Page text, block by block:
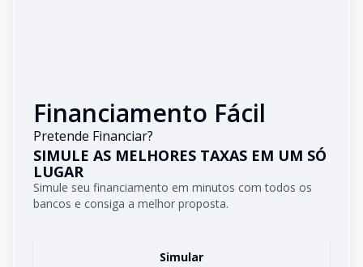
Financiamento Fácil
Pretende Financiar?
SIMULE AS MELHORES TAXAS EM UM SÓ
LUGAR
Simule seu financiamento em minutos com todos os
bancos e consiga a melhor proposta.
Simular